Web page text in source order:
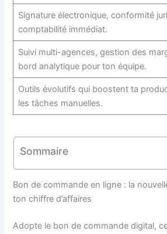
Signature électronique, conformité
comptabilité immédiat.
Suivi multi-agences, gestion des
bord analytique pour ton équipe.
Outils évolutifs qui boostent ta
les tâches manuelles.
Sommaire
Bon de commande en ligne : la
ton chiffre d’affaires
Adopte le bon de commande digital,